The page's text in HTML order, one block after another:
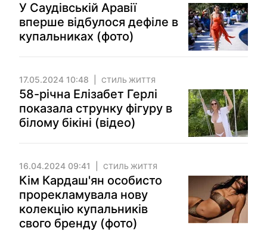
У Саудівській Аравії
вперше відбулося дефіле в
купальниках (фото)
17.05.2024 10:48 СТИЛЬ ЖИТТЯ
58-річна Елізабет Герлі
показала струнку фігуру в
білому бікіні (відео)
16.04.2024 09:41 СТИЛЬ ЖИТТЯ
Кім Кардаш'ян особисто
прорекламувала нову
колекцію купальників
свого бренду (фото)